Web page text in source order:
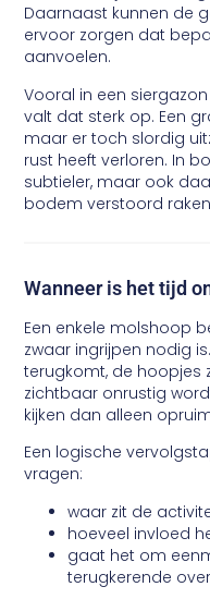
Daarnaast kunnen de
ervoor zorgen dat
aanvoelen.
Vooral in een
valt dat sterk op. Een
maar er toch slordig
rust heeft verloren. In
subtieler, maar ook
bodem verstoord
Wanneer is het tijd
Een enkele molshoop
zwaar ingrijpen nodig
terugkomt, de hoopjes
zichtbaar onrustig
kijken dan alleen
Een logische
vragen:
waar zit de
hoeveel invloed
gaat het om
terugkerende